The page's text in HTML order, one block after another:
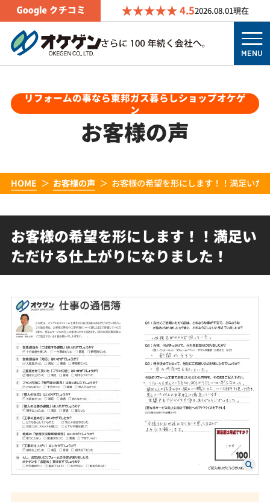
4.52026.08.01現在
MENU
リフォームの事なら東邦ガス暮らしショップオケゲ
ン
お客様の声
HOME お客様の声 お客様の希望を形にします！！満足いた
お客様の希望を形にします！！満足い
ただける仕上がりになりました！